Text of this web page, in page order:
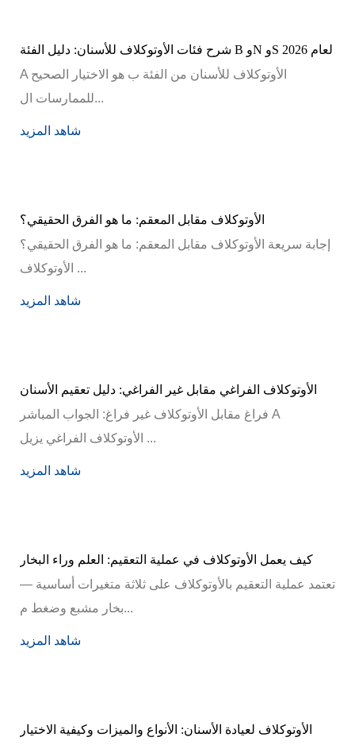
شرح فئات الأوتوكلاف للأسنان: دليل الفئة B وN وS لعام 2026
A الأوتوكلاف للأسنان من الفئة ب هو الاختيار الصحيح
للممارسات ال...
شاهد المزيد
الأوتوكلاف مقابل المعقم: ما هو الفرق الحقيقي؟
إجابة سريعة الأوتوكلاف مقابل المعقم: ما هو الفرق الحقيقي؟
الأوتوكلاف ...
شاهد المزيد
الأوتوكلاف الفراغي مقابل غير الفراغي: دليل تعقيم الأسنان
فراغ مقابل الأوتوكلاف غير فراغ: الجواب المباشر A
الأوتوكلاف الفراغي يزيل ...
شاهد المزيد
كيف يعمل الأوتوكلاف في عملية التعقيم: العلم وراء البخار
تعتمد عملية التعقيم بالأوتوكلاف على ثلاثة متغيرات أساسية —
بخار مشبع وضغط م...
شاهد المزيد
الأوتوكلاف لعيادة الأسنان: الأنواع والميزات وكيفية الاختيار